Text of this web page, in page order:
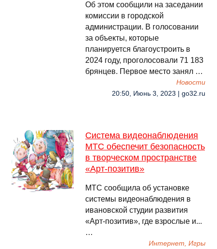
Об этом сообщили на заседании
комиссии в городской
администрации. В голосовании
за объекты, которые
планируется благоустроить в
2024 году, проголосовали 71 183
брянцев. Первое место занял …
Новости
20:50, Июнь 3, 2023 | go32.ru
Система видеонаблюдения
МТС обеспечит безопасность
в творческом пространстве
«Арт-позитив»
МТС сообщила об установке
системы видеонаблюдения в
ивановской студии развития
«Арт-позитив», где взрослые и...
…
Интернет, Игры